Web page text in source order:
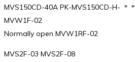
MVS150CD-40A PK-MVS150CD-H- ＊＊
MVW1F-02
Normally open MVW1RF-02
MVS2F-03 MVS2F-08